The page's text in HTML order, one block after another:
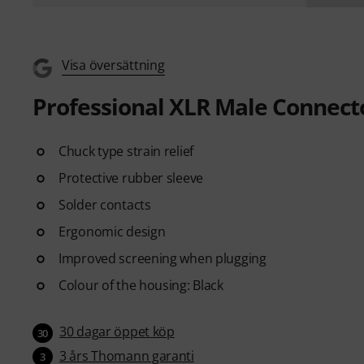
Visa översättning
Professional XLR Male
Chuck type strain relief
Protective rubber sleeve
Solder contacts
Ergonomic design
Improved screening when plugging
Colour of the housing: Black
30 30 dagar öppet köp
3 3 års Thomann garanti